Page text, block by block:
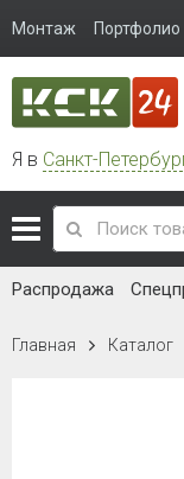
Монтаж Портфолио
Я в Санкт-
Распродажа
Главная Каталог